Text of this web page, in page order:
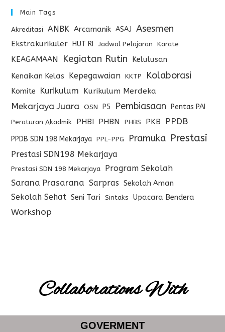
Main Tags
Akreditasi ANBK Arcamanik ASAJ Asesmen
Ekstrakurikuler HUT RI Jadwal Pelajaran Karate
KEAGAMAAN Kegiatan Rutin
Kelulusan
Kenaikan Kelas
Kepegawaian KKTP Kolaborasi
Komite Kurikulum Kurikulum Merdeka
Mekarjaya Juara OSN P5 Pembiasaan Pentas PAI
Peraturan Akadmik PHBI PHBN PHBS PKB PPDB
PPDB SDN 198 Mekarjaya PPL-PPG Pramuka Prestasi
Prestasi SDN198 Mekarjaya
Prestasi SDN 198 Mekarjaya
Program Sekolah
Sarana Prasarana Sarpras Sekolah Aman
Sekolah Sehat Seni Tari Sintaks Upacara Bendera
Workshop
Collaborations With
GOVERMENT